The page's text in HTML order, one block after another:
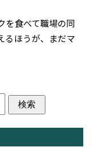
を食べて職場の同
るほうが、まだマ